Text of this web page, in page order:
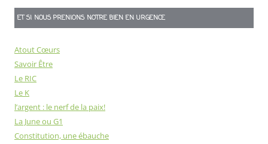
ET SI NOUS PRENIONS NOTRE BIEN EN URGENCE
Atout Cœurs
Savoir Être
Le RIC
Le K
l’argent : le nerf de la paix!
La June ou G1
Constitution, une ébauche